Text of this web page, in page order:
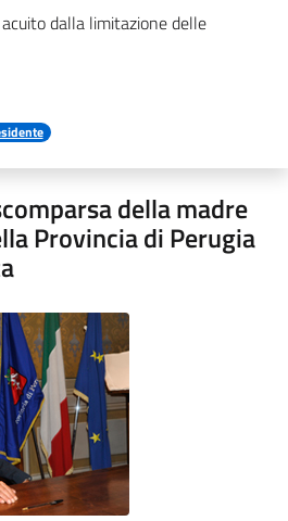
dalla limitazione delle
della madre
Provincia di Perugia